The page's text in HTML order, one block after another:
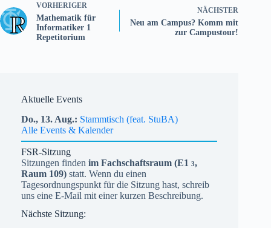
VORHERIGER
Mathematik für
Informatiker 1
Repetitorium
NÄCHSTER
Neu am Campus? Komm mit
zur Campustour!
Aktuelle Events
Do., 13. Aug. Stammtisch (feat. StuBA)
Alle Events & Kalender
FSR-Sitzung
Sitzungen finden im Fachschaftsraum (E1 3,
Raum 109) statt. Wenn du einen
Tagesordnungspunkt für die Sitzung hast, schreib
uns eine E-Mail mit einer kurzen Beschreibung.
Nächste Sitzung: